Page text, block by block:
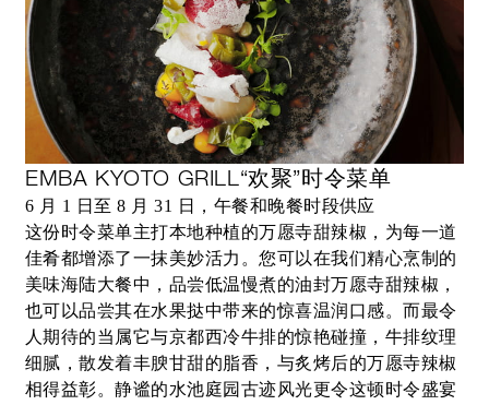
EMBA KYOTO GRILL“欢聚”时令菜单
6 月 1 日至 8 月 31 日，午餐和晚餐时段供应
这份时令菜单主打本地种植的万愿寺甜辣椒，为每一道
佳肴都增添了一抹美妙活力。您可以在我们精心烹制的
美味海陆大餐中，品尝低温慢煮的油封万愿寺甜辣椒，
也可以品尝其在水果挞中带来的惊喜温润口感。而最令
人期待的当属它与京都西冷牛排的惊艳碰撞，牛排纹理
细腻，散发着丰腴甘甜的脂香，与炙烤后的万愿寺辣椒
相得益彰。静谧的水池庭园古迹风光更令这顿时令盛宴